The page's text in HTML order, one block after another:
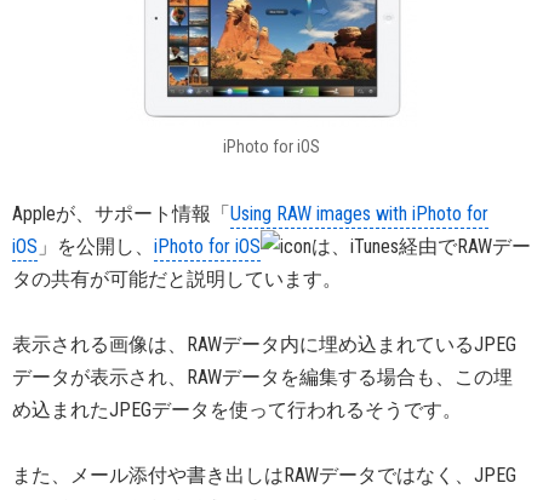
iPhoto for iOS
Appleが、サポート情報「Using RAW images with iPhoto for
iOS 」を公開し、 iPhoto for iOS
は、iTunes経由でRAWデー
タの共有が可能だと説明しています。
表示される画像は、RAWデータ内に埋め込まれているJPEG
データが表示され、RAWデータを編集する場合も、この埋
め込まれたJPEGデータを使って行われるそうです。
また、メール添付や書き出しはRAWデータではなく、JPEG